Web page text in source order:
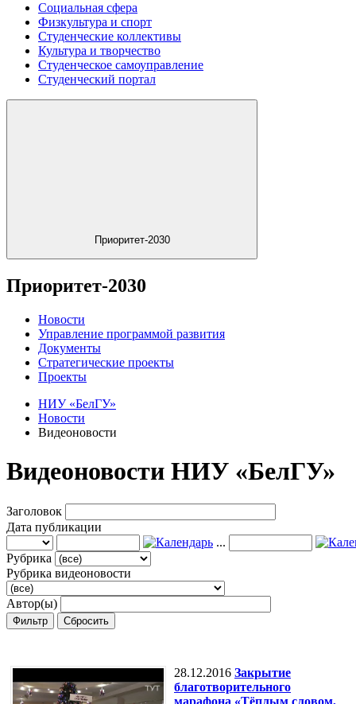
Социальная сфера
Физкультура и спорт
Студенческие коллективы
Культура и творчество
Студенческое самоуправление
Студенческий портал
Приоритет-2030
Приоритет-2030
Новости
Управление программой развития
Документы
Стратегические проекты
Проекты
НИУ «БелГУ»
Новости
Видеоновости
Видеоновости НИУ «БелГУ»
Заголовок
Дата публикации
...
Рубрика
Рубрика видеоновости
Автор(ы)
Фильтр Сбросить
28.12.2016 Закрытие
благотворительного
марафона «Тёплым словом,